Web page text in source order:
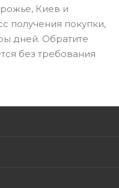
Киев и
получения покупки,
дней. Обратите
без требования